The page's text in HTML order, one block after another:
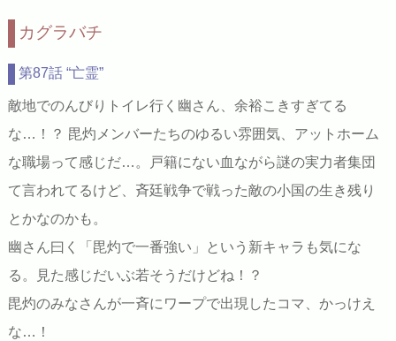
カグラバチ
第87話 “亡霊”
敵地でのんびりトイレ行く幽さん、余裕こきすぎてる
な…！？ 毘灼メンバーたちのゆるい雰囲気、アットホーム
な職場って感じだ…。戸籍にない血ながら謎の実力者集団
て言われてるけど、斉廷戦争で戦った敵の小国の生き残り
とかなのかも。
幽さん曰く「毘灼で一番強い」という新キャラも気にな
る。見た感じだいぶ若そうだけどね！？
毘灼のみなさんが一斉にワープで出現したコマ、かっけえ
な…！